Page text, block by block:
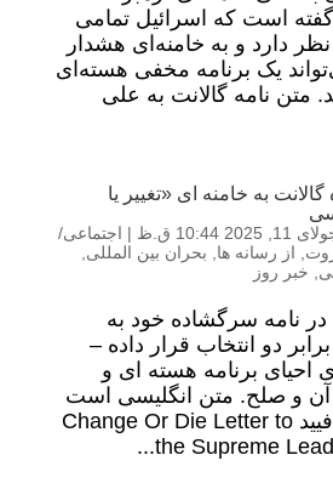
است که اسرائيل تمامی
دارد و به خامنه‌ای هشدار
یک برنامه مخفی هسته‌ای
متن نامه گالانت به علی
به خامنه ای «تغییر یا
11, 2025 10:44 ق.ظ | اجتماعی/
از رسانه ها بحران بین المللی
خبر روز
در نامه سرگشاده خود به
دو انتخاب قرار داده –
احیای برنامه هسته ای و
به آن و صلح. متن انگلیسی است
– برگرفته از جی فیید Change Or Die Letter to
the Supreme